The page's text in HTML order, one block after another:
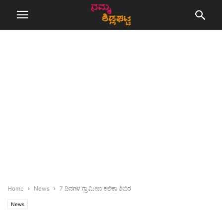
Home News 7 ದಿನಗಳ ಗ್ರಾಮೀಣ ಕಲಿಕಾ ಶಿಬಿರ
News